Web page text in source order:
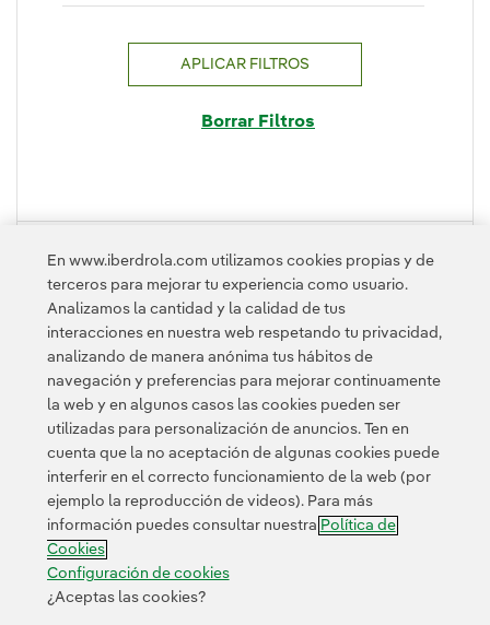
APLICAR FILTROS
Borrar Filtros
Contacta Política de Privacidad Información legal
Transparencia en el uso de la IA Política de cookies
Configuración de cookies Accesibilidad Canal de denuncias
© 2026 Iberdrola, S.A. Reservados todos los derechos.
En www.iberdrola.com utilizamos cookies propias y de
terceros para mejorar tu experiencia como usuario.
Analizamos la cantidad y la calidad de tus
interacciones en nuestra web respetando tu privacidad,
analizando de manera anónima tus hábitos de
navegación y preferencias para mejorar continuamente
la web y en algunos casos las cookies pueden ser
utilizadas para personalización de anuncios. Ten en
cuenta que la no aceptación de algunas cookies puede
interferir en el correcto funcionamiento de la web (por
ejemplo la reproducción de videos). Para más
información puedes consultar nuestra Política de
Cookies
Configuración de cookies
¿Aceptas las cookies?